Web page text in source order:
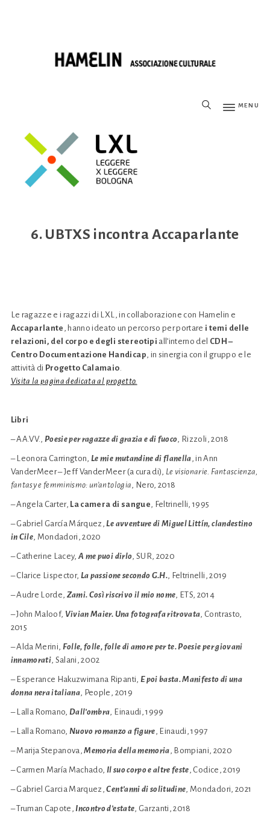
MENU
6. UBTXS incontra Accaparlante
Le ragazze e i ragazzi di LXL, in collaborazione con Hamelin e
Accaparlante , hanno ideato un percorso per portare i temi delle
relazioni, del corpo e degli stereotipi all’interno del CDH –
Centro Documentazione Handicap , in sinergia con il gruppo e le
attività di Progetto Calamaio
Visita la pagina dedicata al progetto.
Libri
– AA.VV., Poesie per ragazze di grazia e di fuoco , Rizzoli, 2018
– Leonora Carrington, Le mie mutandine di flanella , in Ann
VanderMeer – Jeff VanderMeer (a cura di), Le visionarie. Fantascienza,
fantasy e femminismo: un’antologia , Nero, 2018
– Angela Carter, La camera di sangue , Feltrinelli, 1995
– Gabriel García Márquez, Le avventure di Miguel Littín, clandestino
in Cile, Mondadori, 2020
– Catherine Lacey,A me puoi dirlo , SUR, 2020
– Clarice Lispector, La passione secondo G.H. , Feltrinelli, 2019
– Audre Lorde, Zami. Così riscrivo il mio nome , ETS, 2014
– John Maloof, Vivian Maier. Una fotografa ritrovata , Contrasto,
2015
– Alda Merini, Folle, folle, folle di amore per te. Poesie per giovani
innamorati, Salani, 2002
– Esperance Hakuzwimana Ripanti, E poi basta. Manifesto di una
donna nera italiana , People, 2019
– Lalla Romano, Dall’ombra , Einaudi, 1999
– Lalla Romano, Nuovo romanzo a figure , Einaudi, 1997
– Marija Stepanova,Memoria della memoria , Bompiani, 2020
– Carmen María Machado, Il suo corpo e altre feste , Codice, 2019
– Gabriel Garcia Marquez,Cent’anni di solitudine , Mondadori, 2021
– Truman Capote, Incontro d’estate , Garzanti, 2018